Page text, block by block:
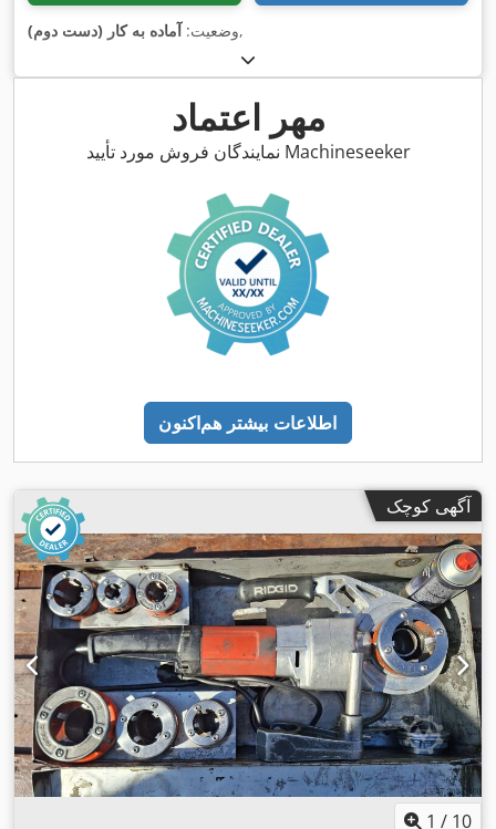
وضعیت:آماده به کار (دست دوم) ,
مهر اعتماد
نمایندگان فروش مورد تأیید Machineseeker
اطلاعات بیشتر هم‌اکنون
آگهی کوچک
1 / 10